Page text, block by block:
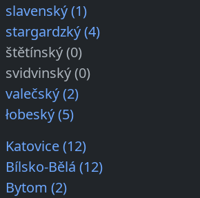
slavenský (1)
stargardzký (4)
štětínský (0)
svidvinský (0)
valečský (2)
łobeský (5)
Katovice (12)
Bílsko-Bělá (12)
Bytom (2)